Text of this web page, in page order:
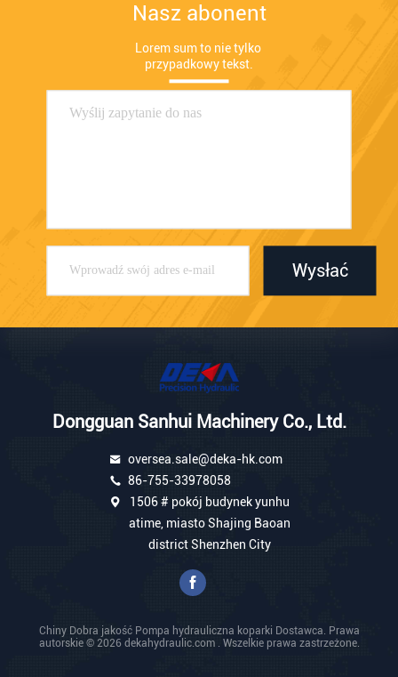
Nasz abonent
Lorem sum to nie tylko
przypadkowy tekst.
Wysłać
Dongguan Sanhui Machinery Co., Ltd.
oversea.sale@deka-hk.com
86-755-33978058
1506 # pokój budynek yunhu
atime, miasto Shajing Baoan
district Shenzhen City
Chiny Dobra jakość Pompa hydrauliczna koparki Dostawca. Prawa
autorskie © 2026 dekahydraulic.com . Wszelkie prawa zastrzeżone.